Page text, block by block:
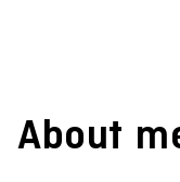
About